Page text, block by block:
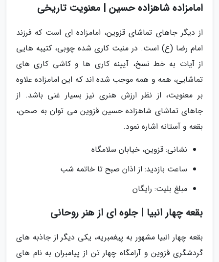
امامزاده شاهزاده حسین | معنویت تاریخی
از دیگر جاهای تماشای قزوین، امامزاده ای است که فرزند
امام رضا (ع) است. در منبت کاری شده چوبی، کتیبه هایی
از آیات به خط نسخ، آیینه کاری ها و کاشی کاری های
تماشایی، همه و همه موجب شده اند که این امامزاده علاوه
بر معنویت، از نظر ارزش هنری نیز بسیار غنی باشد. از
جاهای تماشای شاهزاده حسین قزوین می توان به صحن،
بقعه و آستانه اشاره نمود.
نشانی: قزوین، خیابان سلامگاه
ساعت بازدید: از اذان صبح تا خاتمه شب
مبلغ بلیت: رایگان
بقعه چهار انبیا | جلوه ای از هنر روحانی
بقعه چهار انبیا مشهور به پیغمبریه، یکی دیگر از جاذبه های
گردشگری قزوین و آرامگاه چهار تن از پیامبران به نام های